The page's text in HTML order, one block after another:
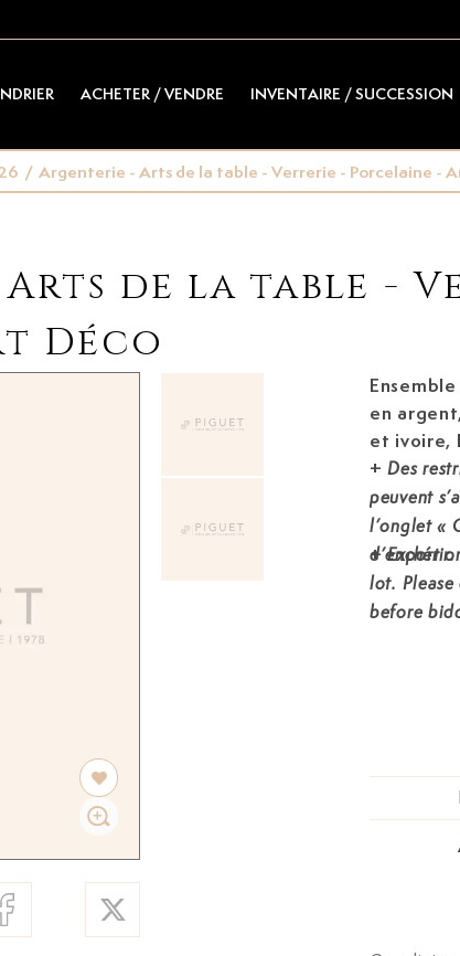
ACHETER / VENDRE INVENTAIRE / SUCCESSION
/ Argenterie - Arts de la table - Verrerie - Porcelaine -
de la table -
Déco
en
et ivoire,
+Des
peuvent
l’onglet «
d’enchérir.
+Export
lot. Please
before